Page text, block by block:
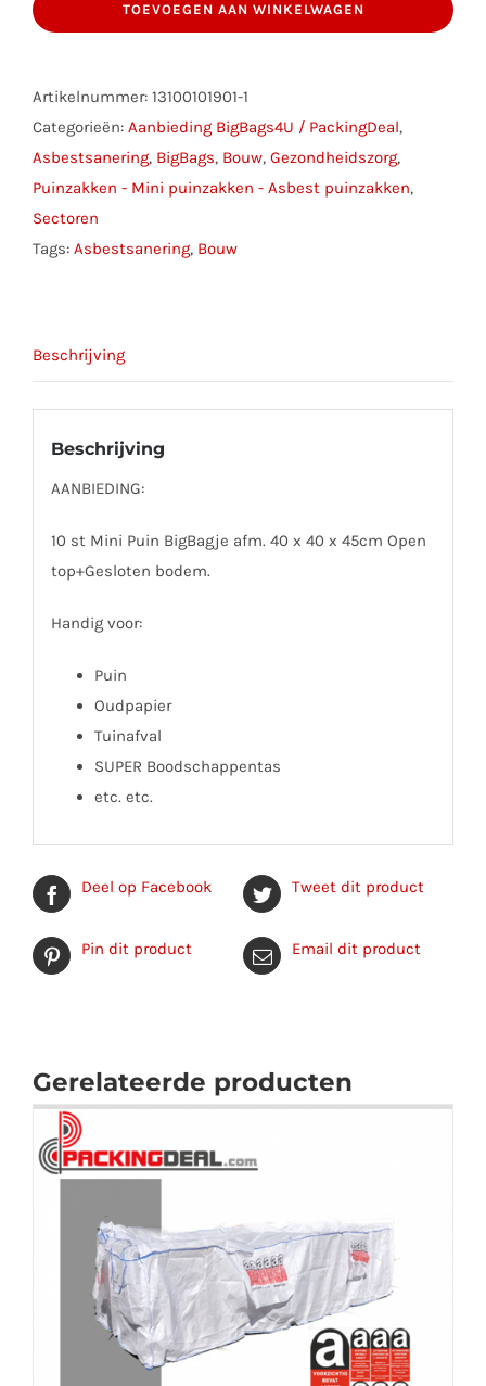
BigBagje
TOEVOEGEN AAN WINKELWAGEN
Artikelnummer: 13100101901-1
Categorieën: Aanbieding BigBags4U / PackingDeal,
Asbestsanering, BigBags, Bouw, Gezondheidszorg,
Puinzakken - Mini puinzakken - Asbest puinzakken,
Sectoren
Tags: Asbestsanering, Bouw
Beschrijving
Beschrijving
AANBIEDING:
10 st Mini Puin BigBagje afm. 40 x 40 x 45cm Open
top+Gesloten bodem.
Handig voor:
Puin
Oudpapier
Tuinafval
SUPER Boodschappentas
etc. etc.
Deel op Facebook Tweet dit product
Pin dit product Email dit product
Gerelateerde producten